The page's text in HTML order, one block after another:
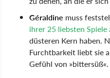
Géraldine muss
ihrer 25 liebsten Spiele
düsteren Kern haben.
Furchtbarkeit liebt sie
Gefühl von »bittersüß«.